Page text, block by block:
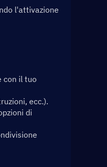
l'attivazione
con il tuo
ecc.).
di